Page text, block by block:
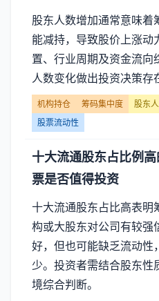
股东人数增加通常意味着
能减持，导致股价上涨动
置、行业周期及资金流向
人数变化做出投资决策存
机构持仓 筹码集中度 股东
股票流动性
十大流通股东占比例
票是否值得投资
十大流通股东占比高表明
构或大股东对公司有较强
好，但也可能缺乏流动性
少。投资者需结合股东性
境综合判断。